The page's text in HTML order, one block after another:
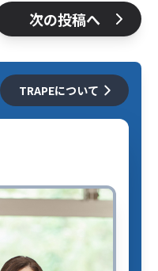
次の投稿へ
TRAPEについて